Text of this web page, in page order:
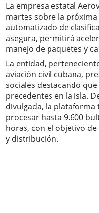
La empresa estatal
martes sobre la
automatizado de
asegura, permitirá
manejo de paquetes y
La entidad,
aviación civil cubana,
sociales destacando
precedentes en la isla.
divulgada, la plataforma
procesar hasta 9.600
horas, con el objetivo
y distribución.